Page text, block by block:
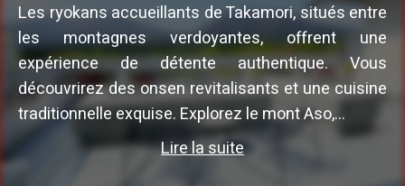
Les ryokans accueillants de Takamori, situés entre
les montagnes verdoyantes, offrent une
expérience de détente authentique. Vous
découvrirez des onsen revitalisants et une cuisine
traditionnelle exquise. Explorez le mont Aso,...
Lire la suite